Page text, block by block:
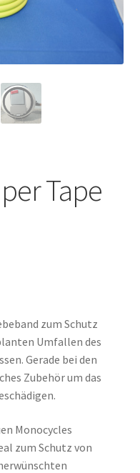
Tape
zum Schutz
Umfallen des
Gerade bei den
Zubehör um das
Monocycles
zum Schutz von